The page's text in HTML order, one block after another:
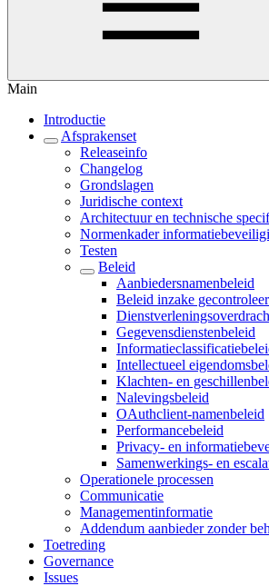
Main
Introductie
Afsprakenset
Releaseinfo
Changelog
Grondslagen
Juridische context
Architectuur en technische
Normenkader
Testen
Beleid
Aanbiedersnamenbeleid
Beleid inzake
Gegevensdienstenbeleid
Intellectueel
Klachten- en
Nalevingsbeleid
OAuthclient-namenbeleid
Performancebeleid
Privacy- en
Samenwerkings- en
Operationele processen
Communicatie
Managementinformatie
Addendum aanbieder zonder
Toetreding
Governance
Issues